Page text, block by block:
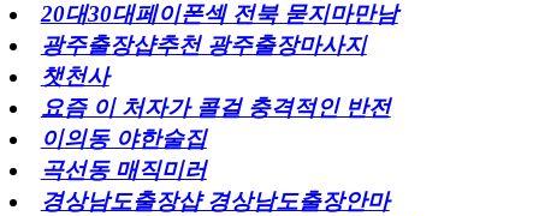
20대30대페이폰섹 전북 묻지마만남
광주출장샵추천 광주출장마사지
챗천사
요즘 이 처자가 콜걸 충격적인 반전
이의동 야한술집
곡선동 매직미러
경상남도출장샵 경상남도출장안마